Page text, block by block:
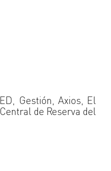
Gestión, Axios, El
de Reserva del